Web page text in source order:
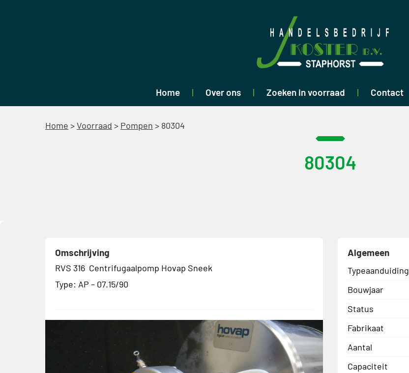
Home Over ons Zoeken in voorraad Contact
Home >Voorraad > Pompen > 80304
80304
Omschrijving
RVS 316 Centrifugaalpomp Hovap Sneek
Type: AP – 07.15/90
Algemeen
Typeaanduiding
Bouwjaar
Status
Fabrikaat
Aantal
Capaciteit